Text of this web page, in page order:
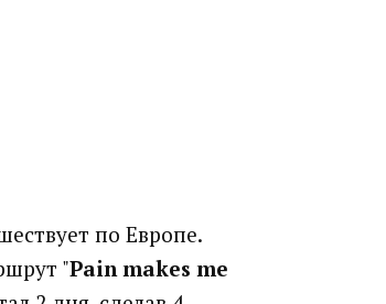
по Европе.
"Pain makes me